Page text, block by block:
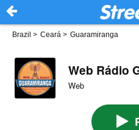
Brazil > Ceará > Guaramiranga
Web Rádio
Web